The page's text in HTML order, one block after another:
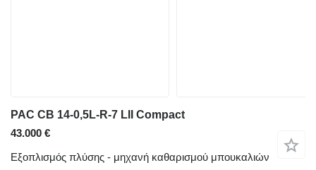
PAC CB 14-0,5L-R-7 LII Compact
43.000 €
Εξοπλισμός πλύσης - μηχανή καθαρισμού μπουκαλιών